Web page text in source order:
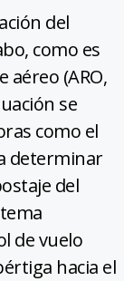
del
como es
(ARO,
se
como el
determinar
del
de vuelo
hacia el